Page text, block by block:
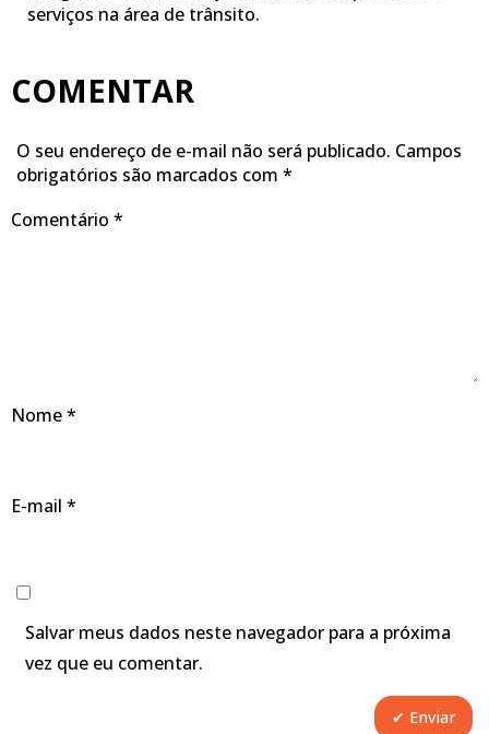
serviços na área de trânsito.
COMENTAR
O seu endereço de e-mail não será publicado. Campos
obrigatórios são marcados com *
Comentário *
Nome*
E-mail *
Salvar meus dados neste navegador para a próxima
vez que eu comentar.